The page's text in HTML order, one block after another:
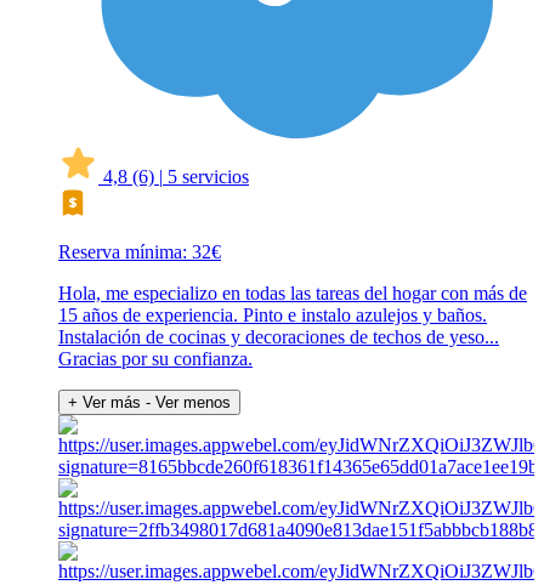
4,8 (6) | 5 servicios
Reserva mínima: 32€
Hola, me especializo en todas las tareas del hogar con más de
15 años de experiencia. Pinto e instalo azulejos y baños.
Instalación de cocinas y decoraciones de techos de yeso...
Gracias por su confianza.
+ Ver más - Ver menos